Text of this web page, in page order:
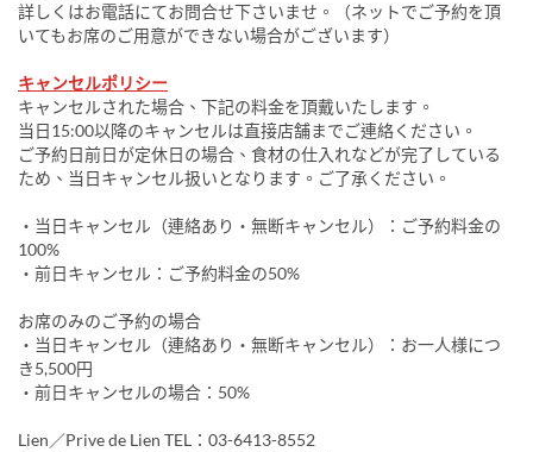
詳しくはお電話にてお問合せ下さいませ。（ネットでご予約を頂
いてもお席のご用意ができない場合がございます）
キャンセルポリシー
キャンセルされた場合、下記の料金を頂戴いたします。
当日15:00以降のキャンセルは直接店舗までご連絡ください。
ご予約日前日が定休日の場合、食材の仕入れなどが完了している
ため、当日キャンセル扱いとなります。ご了承ください。
・当日キャンセル（連絡あり・無断キャンセル）：ご予約料金の
100%
・前日キャンセル：ご予約料金の50%
お席のみのご予約の場合
・当日キャンセル（連絡あり・無断キャンセル）：お一人様につ
き5,500円
・前日キャンセルの場合：50%
Lien／Prive de Lien TEL：03-6413-8552